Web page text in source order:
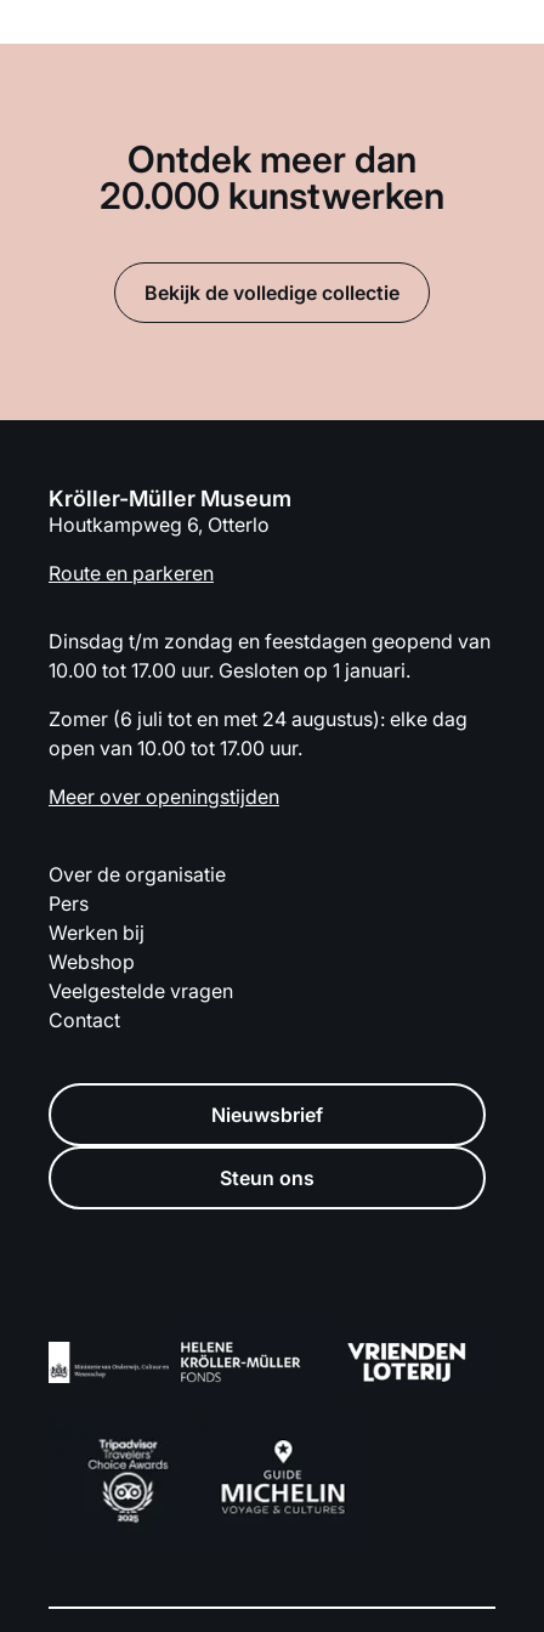
Ontdek meer dan
20.000 kunstwerken
Bekijk de volledige collectie
Kröller-Müller Museum
Houtkampweg 6, Otterlo
Route en parkeren
Dinsdag t/m zondag en feestdagen geopend van
10.00 tot 17.00 uur. Gesloten op 1 januari.
Zomer (6 juli tot en met 24 augustus): elke dag
open van 10.00 tot 17.00 uur.
Meer over openingstijden
Over de organisatie
Pers
Werken bij
Webshop
Veelgestelde vragen
Contact
Nieuwsbrief
Steun ons